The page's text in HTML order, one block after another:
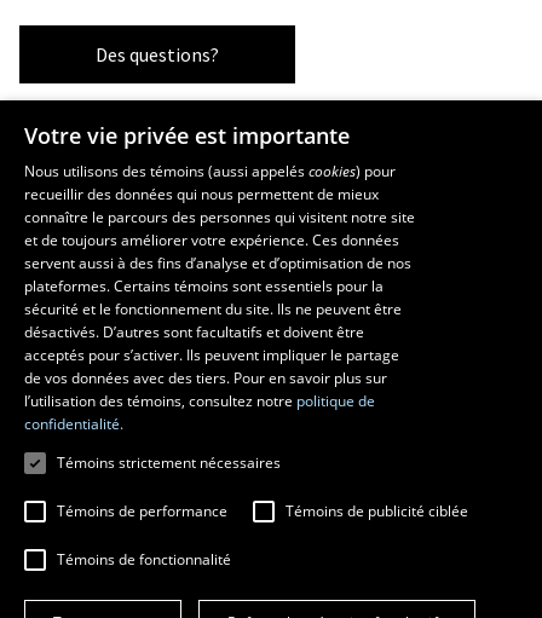
Des questions?
Les écoles et la recherche
École supérieure d’aménagement du territoire et de développement
régional
École d’architecture
École d’art
École de design
Centre de recherche en aménagement et développement
© 2026 Université Laval
Tous droits réservés
Votre vie privée est importante
Nous utilisons des témoins (aussi appeléscookies) pour
recueillir des données qui nous permettent de mieux
connaître le parcours des personnes qui visitent notre site
et de toujours améliorer votre expérience. Ces données
servent aussi à des fins d’analyse et d’optimisation de nos
plateformes. Certains témoins sont essentiels pour la
sécurité et le fonctionnement du site. Ils ne peuvent être
désactivés. D’autres sont facultatifs et doivent être
acceptés pour s’activer. Ils peuvent impliquer le partage
de vos données avec des tiers. Pour en savoir plus sur
l’utilisation des témoins, consultez notre politique de
confidentialité.
Témoins strictement nécessaires
Témoins de performance Témoins de publicité ciblée
Témoins de fonctionnalité